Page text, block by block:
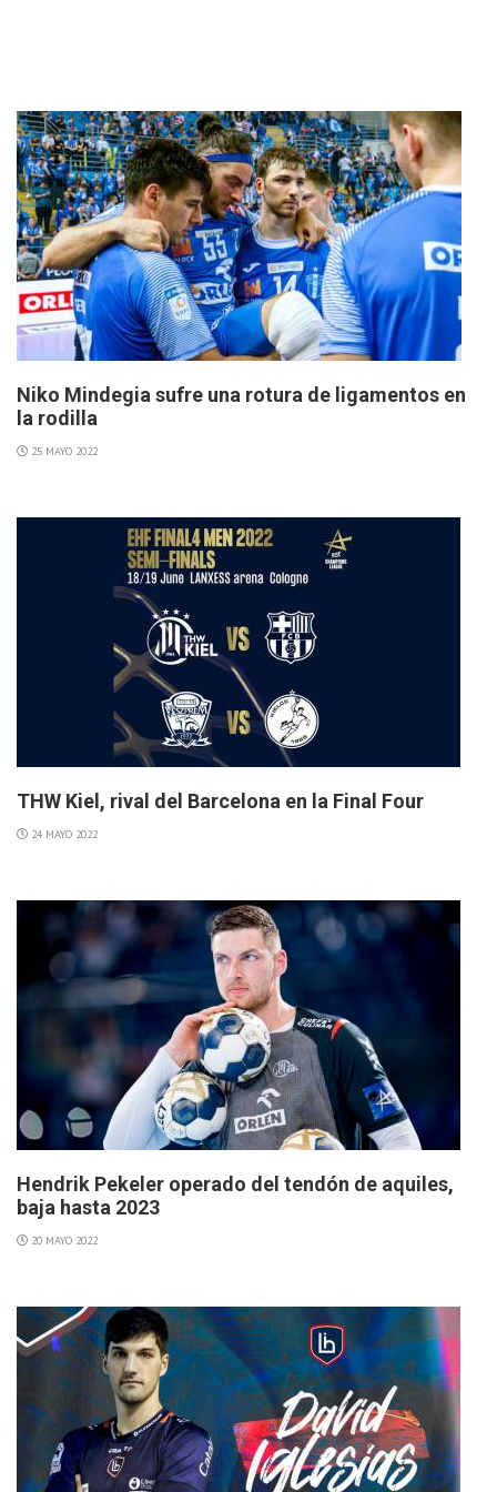
Niko Mindegia sufre una rotura de ligamentos en
la rodilla
25 MAYO 2022
THW Kiel, rival del Barcelona en la Final Four
24 MAYO 2022
Hendrik Pekeler operado del tendón de aquiles,
baja hasta 2023
20 MAYO 2022